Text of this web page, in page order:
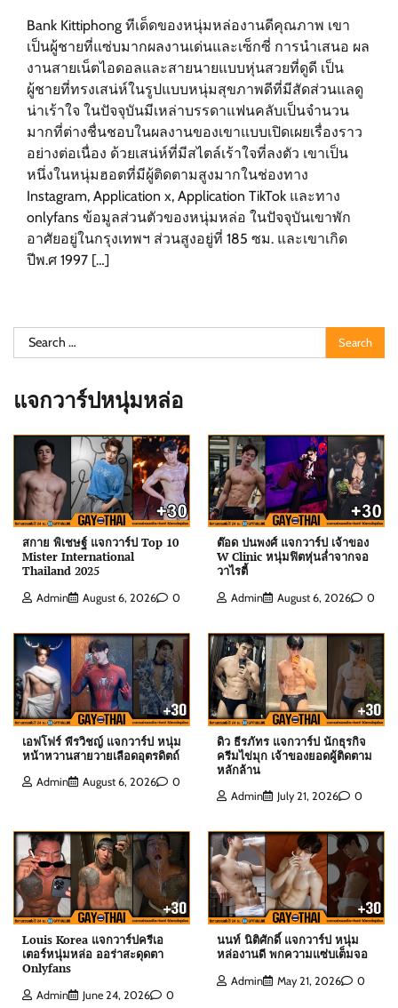
Bank Kittiphong ทีเด็ดของหนุ่มหล่องานดีคุณภาพ เขา
เป็นผู้ชายที่แซ่บมากผลงานเด่นและเซ็กซี่ การนำเสนอ ผล
งานสายเน็ตไอดอลและสายนายแบบหุ่นสวยที่ดูดี เป็น
ผู้ชายที่ทรงเสน่ห์ในรูปแบบหนุ่มสุขภาพดีที่มีสัดส่วนแลดู
น่าเร้าใจ ในปัจจุบันมีเหล่าบรรดาแฟนคลับเป็นจำนวน
มากที่ต่างชื่นชอบในผลงานของเขาแบบเปิดเผยเรื่องราว
อย่างต่อเนื่อง ด้วยเสน่ห์ที่มีสไตล์เร้าใจที่ลงตัว เขาเป็น
หนึ่งในหนุ่มฮอตที่มีผู้ติดตามสูงมากในช่องทาง
Instagram, Application x, Application TikTok และทาง
onlyfans ข้อมูลส่วนตัวของหนุ่มหล่อ ในปัจจุบันเขาพัก
อาศัยอยู่ในกรุงเทพฯ ส่วนสูงอยู่ที่ 185 ซม. และเขาเกิด
ปีพ.ศ 1997 […]
Search
for:
แจกวาร์ปหนุ่มหล่อ
สกาย พิเชษฐ์ แจกวาร์ป Top 10
Mister International
Thailand 2025
Admin August 6, 2026 0
ต๊อด ปนพงศ์ แจกวาร์ป เจ้าของ
W Clinic หนุ่มฟิตหุ่นล่ำจากจอ
วาไรตี้
Admin August 6, 2026 0
เอฟโฟร์ พีรวิชญ์ แจกวาร์ป หนุ่ม
หน้าหวานสายวายเลือดอุตรดิตถ์
Admin August 6, 2026 0
ดิว ธีรภัทร แจกวาร์ป นักธุรกิจ
ครีมไข่มุก เจ้าของยอดผู้ติดตาม
หลักล้าน
Admin July 21, 2026 0
Louis Korea แจกวาร์ปครีเอ
เตอร์หนุ่มหล่อ ออร่าสะดุดตา
Onlyfans
Admin June 24, 2026 0
นนท์ นิติศักดิ์ แจกวาร์ป หนุ่ม
หล่องานดี พกความแซ่บเต็มจอ
Admin May 21, 2026 0
ต๊อด ปนพงศ์ แจกวาร์ป เจ้าของ W Clinic หนุ่มฟิตหุ่น
ล่ำจากจอวาไรตี้
เอฟโฟร์ พีรวิชญ์ แจกวาร์ป หนุ่มหน้าหวานสายวาย
เลือดอุตรดิตถ์
Admin August 6, 2026
ดิว ธีรภัทร แจกวาร์ป นักธุรกิจครีมไข่มุก เจ้าของ
Admin July 21, 2026 0
สกาย พิเชษฐ์ แจกวาร์ป Top 10 Mister
International Thailand 2025
Admin August 6, 2026 0